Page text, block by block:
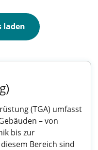
laden
(TGA) umfasst
– von
bis zur
Bereich sind